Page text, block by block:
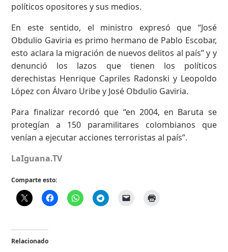
políticos opositores y sus medios.
En este sentido, el ministro expresó que “José
Obdulio Gaviria es primo hermano de Pablo Escobar,
esto aclara la migración de nuevos delitos al país” y y
denunció los lazos que tienen los políticos
derechistas Henrique Capriles Radonski y Leopoldo
López con Álvaro Uribe y José Obdulio Gaviria.
Para finalizar recordó que “en 2004, en Baruta se
protegían a 150 paramilitares colombianos que
venían a ejecutar acciones terroristas al país”.
LaIguana.TV
Comparte esto:
Relacionado